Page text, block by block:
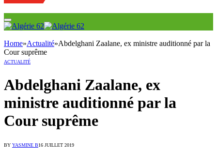
Home»Actualité»Abdelghani Zaalane, ex ministre auditionné par la
Cour suprême
ACTUALITÉ
Abdelghani Zaalane, ex
ministre auditionné par la
Cour suprême
BY YASMINE B16 JUILLET 2019